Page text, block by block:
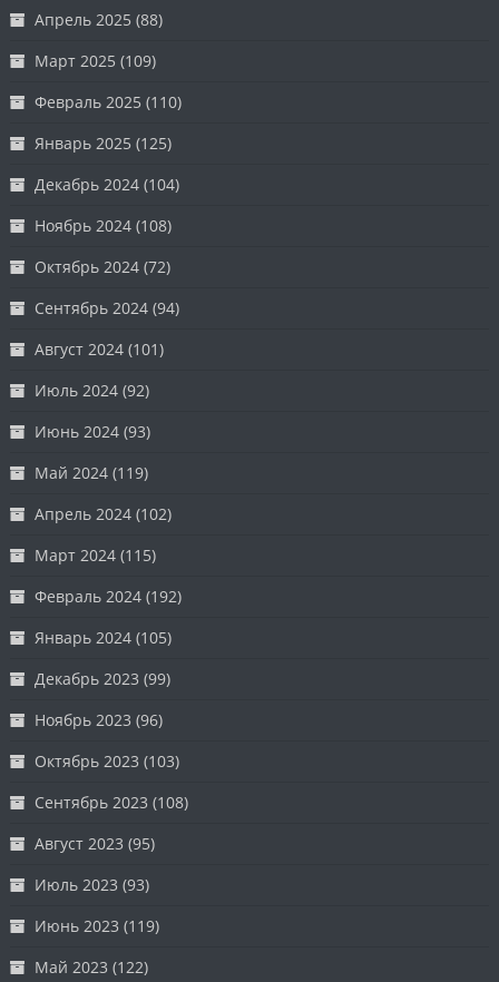
Апрель 2025 (88)
Март 2025 (109)
Февраль 2025 (110)
Январь 2025 (125)
Декабрь 2024 (104)
Ноябрь 2024 (108)
Октябрь 2024 (72)
Сентябрь 2024 (94)
Август 2024 (101)
Июль 2024 (92)
Июнь 2024 (93)
Май 2024 (119)
Апрель 2024 (102)
Март 2024 (115)
Февраль 2024 (192)
Январь 2024 (105)
Декабрь 2023 (99)
Ноябрь 2023 (96)
Октябрь 2023 (103)
Сентябрь 2023 (108)
Август 2023 (95)
Июль 2023 (93)
Июнь 2023 (119)
Май 2023 (122)